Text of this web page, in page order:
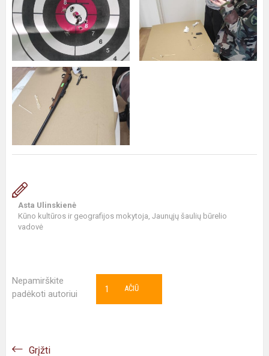
Asta Ulinskienė
Kūno kultūros ir geografijos mokytoja, Jaunųjų šaulių būrelio
vadovė
Nepamirškite
padėkoti autoriui
AČIŪ
1
Grįžti